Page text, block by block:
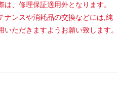
、修理保証適用外となります。
ナンスや消耗品の交換などには,純
ただきますようお願い致します。